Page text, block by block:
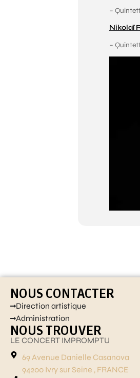
–
Nikolaï
–
NOUS CONTACTER
Direction artistique
Administration
NOUS TROUVER
LE CONCERT IMPROMPTU
69 Avenue Danielle Casanova
94200 Ivry sur Seine , FRANCE